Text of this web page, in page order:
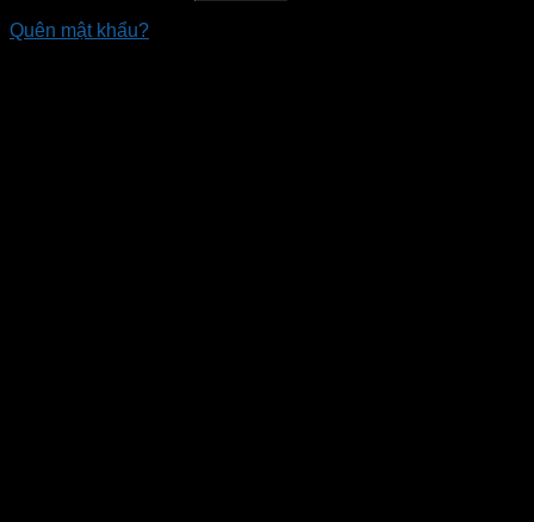
Quên mật khẩu?